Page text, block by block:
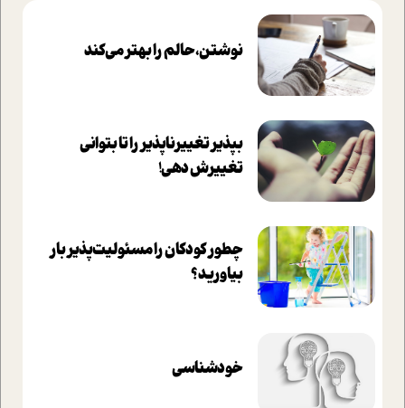
نوشتن، حالم را بهتر می‌کند
بپذير تغييرناپذير را تا بتواني
تغييرش دهي!‏
چطور کودکان را مسئولیت‌پذیر بار
بیاورید؟
خودشناسی